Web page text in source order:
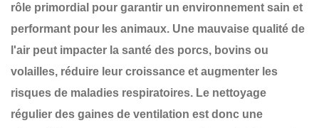
rôle primordial pour garantir un environnement sain et
performant pour les animaux. Une mauvaise qualité de
l'air peut impacter la santé des porcs, bovins ou
volailles, réduire leur croissance et augmenter les
risques de maladies respiratoires. Le nettoyage
régulier des gaines de ventilation est donc une